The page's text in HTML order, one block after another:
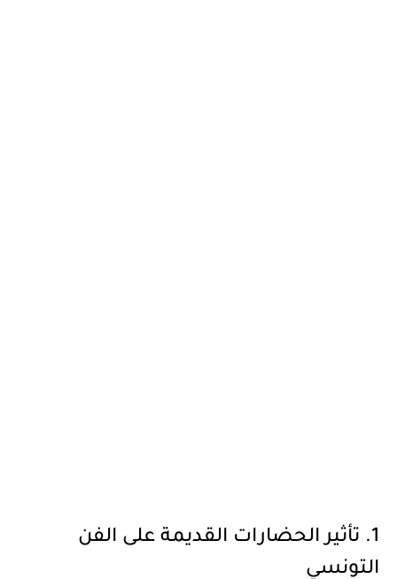
1. تأثير الحضارات القديمة على الفن
التونسي